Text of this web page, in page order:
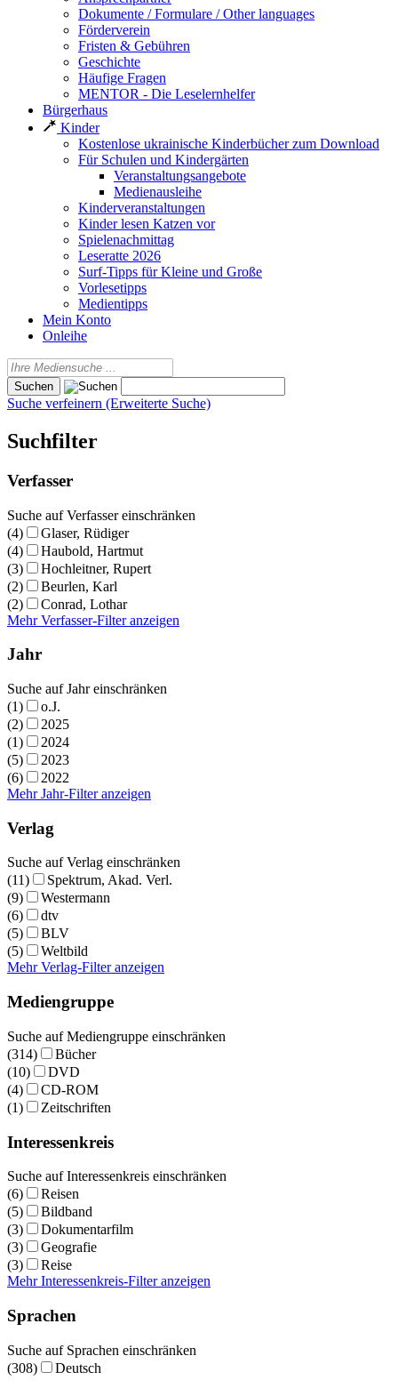
Dokumente / Formulare / Other languages
Förderverein
Fristen & Gebühren
Geschichte
Häufige Fragen
MENTOR - Die Leselernhelfer
Bürgerhaus
Kinder
Kostenlose ukrainische Kinderbücher zum Download
Für Schulen und Kindergärten
Veranstaltungsangebote
Medienausleihe
Kinderveranstaltungen
Kinder lesen Katzen vor
Spielenachmittag
Leseratte 2026
Surf-Tipps für Kleine und Große
Vorlesetipps
Medientipps
Mein Konto
Onleihe
Suche verfeinern (Erweiterte Suche)
Suchfilter
Verfasser
Suche auf Verfasser einschränken
(4)
Glaser, Rüdiger
(4)
Haubold, Hartmut
(3)
Hochleitner, Rupert
(2)
Beurlen, Karl
(2)
Conrad, Lothar
Mehr Verfasser-Filter anzeigen
Jahr
Suche auf Jahr einschränken
(1)
o.J.
(2)
2025
(1)
2024
(5)
2023
(6)
2022
Mehr Jahr-Filter anzeigen
Verlag
Suche auf Verlag einschränken
(11)
Spektrum, Akad. Verl.
(9)
Westermann
(6)
dtv
(5)
BLV
(5)
Weltbild
Mehr Verlag-Filter anzeigen
Mediengruppe
Suche auf Mediengruppe einschränken
(314)
Bücher
(10)
DVD
(4)
CD-ROM
(1)
Zeitschriften
Interessenkreis
Suche auf Interessenkreis einschränken
(6)
Reisen
(5)
Bildband
(3)
Dokumentarfilm
(3)
Geografie
(3)
Reise
Mehr Interessenkreis-Filter anzeigen
Sprachen
Suche auf Sprachen einschränken
(308)
Deutsch